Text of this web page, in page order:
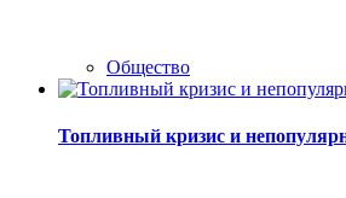
Общество
Топливный кризис и